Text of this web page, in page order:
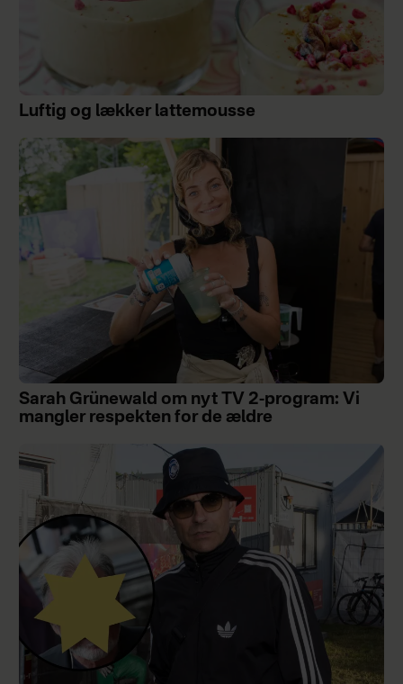
Luftig og lækker lattemousse
Sarah Grünewald om nyt TV 2-program: Vi
mangler respekten for de ældre